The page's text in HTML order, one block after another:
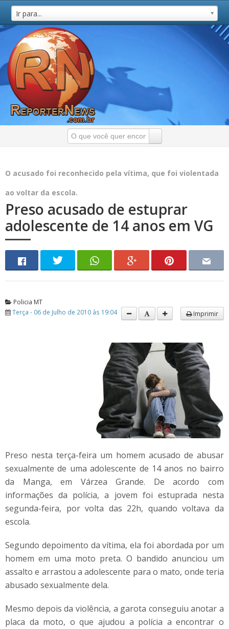
Ir para...
O acusado foi reconhecido pela vítima, que foi violentada
ao voltar da escola.
Preso acusado de estuprar
adolescente de 14 anos em VG
Policia MT
Terça - 06 de Julho de 2010 às 19:04
Imprimir
Preso nesta terça-feira um homem acusado de abusar
sexualmente de uma adolescente de 14 anos no bairro
da Manga, em Várzea Grande. De acordo com
informações da polícia, a jovem foi estuprada nesta
segunda-feira, por volta das 22h, quando voltava da
escola.
Segundo depoimento da vítima, ela foi abordada por um
homem em uma moto preta. O bandido anunciou um
assalto e arrastou a adolescente para o mato, onde teria
abusado sexualmente dela.
Mesmo depois da violência, a garota conseguiu anotar a
placa da moto, o que ajudou a polícia a encontrar o